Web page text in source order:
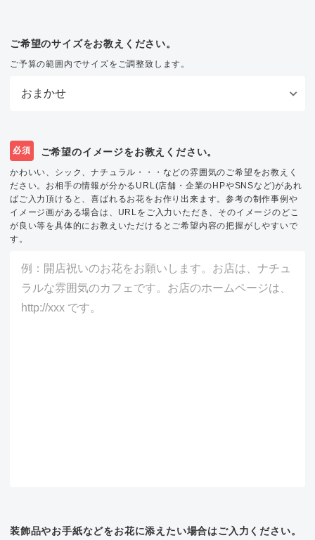
ご希望のサイズをお教えください。
ご予算の範囲内でサイズをご調整致します。
必須 ご希望のイメージをお教えください。
かわいい、シック、ナチュラル・・・などの雰囲気のご希望をお教えく
ださい。お相手の情報が分かるURL(店舗・企業のHPやSNSなど)があれ
ばご入力頂けると、喜ばれるお花をお作り出来ます。参考の制作事例や
イメージ画がある場合は、URLをご入力いただき、そのイメージのどこ
が良い等を具体的にお教えいただけるとご希望内容の把握がしやすいで
す。
装飾品やお手紙などをお花に添えたい場合はご入力ください。